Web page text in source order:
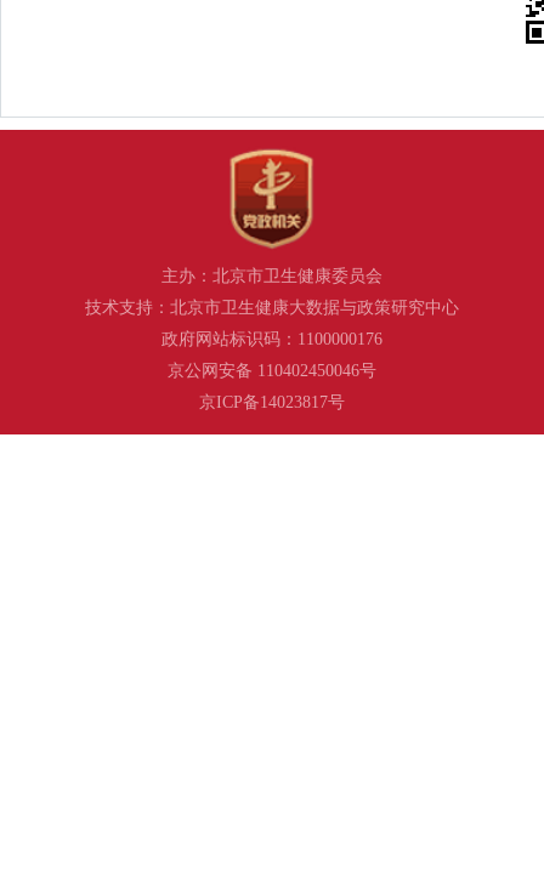
主办：北京市卫生健康委员会
技术支持：北京市卫生健康大数据与政策研究中心
政府网站标识码：1100000176
京公网安备 110402450046号
京ICP备14023817号